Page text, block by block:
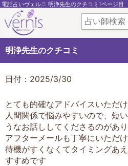
電話占いヴェルニ 明浄先生のクチコミ1ページ目
明浄先生のクチコミ
日付：2025/3/30
とても的確なアドバイスいただ
人間関係で悩みやすいので、短
うなお話ししてくださるのがあ
アフターメールも丁寧にいただ
待機がすくなくてタイミングあ
すすめです